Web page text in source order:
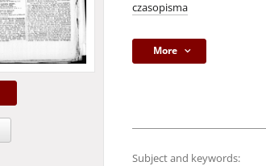
czasopisma
More
Subject and keywords: